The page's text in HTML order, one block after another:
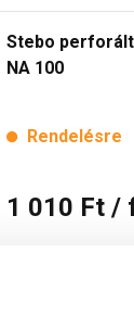
Stebo
NA 100
Rendelésre
1 010 Ft /